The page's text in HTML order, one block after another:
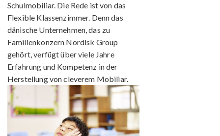
Schulmobiliar. Die Rede ist von das
Flexible Klassenzimmer. Denn das
dänische Unternehmen, das zu
Familienkonzern Nordisk Group
gehört, verfügt über viele Jahre
Erfahrung und Kompetenz in der
Herstellung von cleverem Mobiliar.